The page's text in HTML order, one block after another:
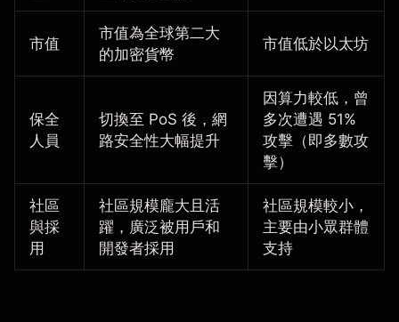
市值
市值為全球第二大
的加密貨幣
市值低於以太坊
保全
人員
切換至 PoS 後，網
路安全性大幅提升
因算力較低，曾
多次遭遇 51%
攻擊（即多數攻
擊）
社區
與採
用
社區規模龐大且活
躍，廣泛被用戶和
開發者採用
社區規模較小，
主要由小眾群體
支持